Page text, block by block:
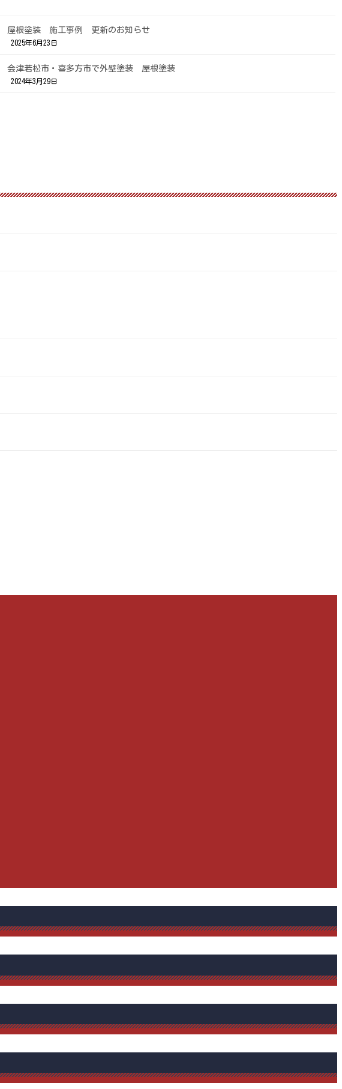
屋根塗装 施工事例 更新のお知らせ
2025年6月23日
会津若松市・喜多方市で外壁塗装 屋根塗装
2024年3月29日